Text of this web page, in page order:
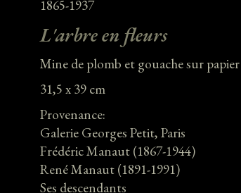
1865-1937
L'arbre en fleurs
Mine de plomb et gouache sur
31,5 x 39 cm
Provenance:
Galerie Georges Petit, Paris
Frédéric Manaut (1867-1944)
René Manaut (1891-1991)
Ses descendants